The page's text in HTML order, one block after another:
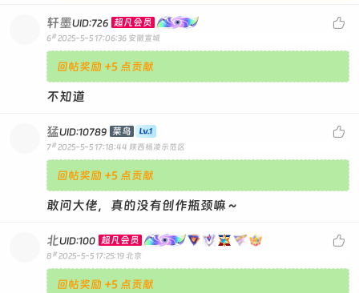

轩墨UID:726 超凡会员
6# 2025-5-5 17:06:36 安徽宣城
回帖奖励 +5 点贡献
不知道

猛UID:10789 菜鸟
7# 2025-5-5 17:18:44 陕西杨凌示范区
回帖奖励 +5 点贡献
敢问大佬，真的没有创作瓶颈嘛～

北UID:100 超凡会员
8 # 2025-5-5 17:25:19 北京
回帖奖励 +5 点贡献